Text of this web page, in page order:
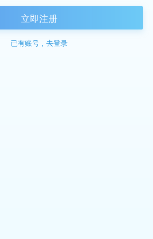
立即注册
已有账号，去登录